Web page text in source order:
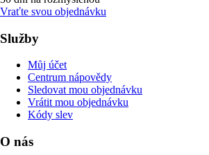
Vraťte svou objednávku
Služby
Můj účet
Centrum nápovědy
Sledovat mou objednávku
Vrátit mou objednávku
Kódy slev
O nás